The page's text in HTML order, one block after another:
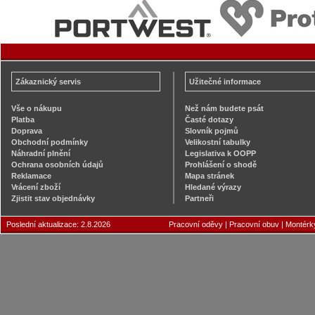
Zákaznický servis
Vše o nákupu
Platba
Doprava
Obchodní podmínky
Náhradní plnění
Ochrana osobních údajů
Reklamace
Vrácení zboží
Zjistit stav objednávky
Užitečné informace
Než nám budete psát
Časté dotazy
Slovník pojmů
Velikostní tabulky
Legislativa k OOPP
Prohlášení o shodě
Mapa stránek
Hledané výrazy
Partneři
Poslední aktualizace: 2.8.2026 Pracovní oděvy | Pracovní obuv |